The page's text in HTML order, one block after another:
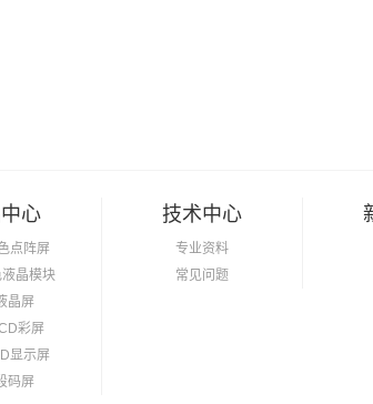
心
点阵屏
晶模块
晶屏
彩屏
显示屏
码屏
技术中心
专业资料
常见问题